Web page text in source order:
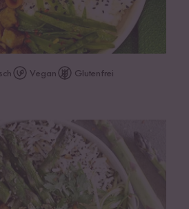
Vegan Glutenfrei